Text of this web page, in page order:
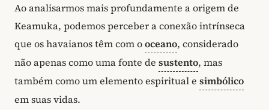
Ao analisarmos mais profundamente a origem de
Keamuka, podemos perceber a conexão intrínseca
que os havaianos têm com ooceano, considerado
não apenas como uma fonte de sustento, mas
também como um elemento espiritual e simbólico
em suas vidas.